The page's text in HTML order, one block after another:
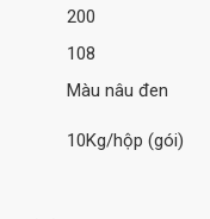
200
108
Màu nâu đen
10Kg/hộp (gói)